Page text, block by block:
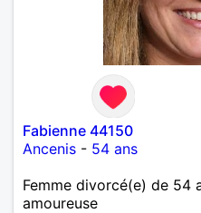
Fabienne 44150
Ancenis - 54 ans
Femme divorcé(e) de 54
amoureuse